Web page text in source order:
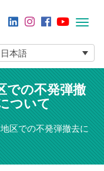
日本語
での不発弾撤
ついて
区での不発弾撤去に